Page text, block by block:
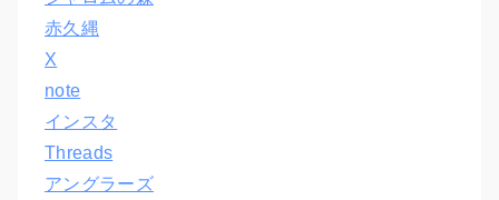
赤久縄
X
note
インスタ
Threads
アングラーズ